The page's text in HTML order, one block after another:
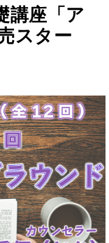
講座「ア
スター